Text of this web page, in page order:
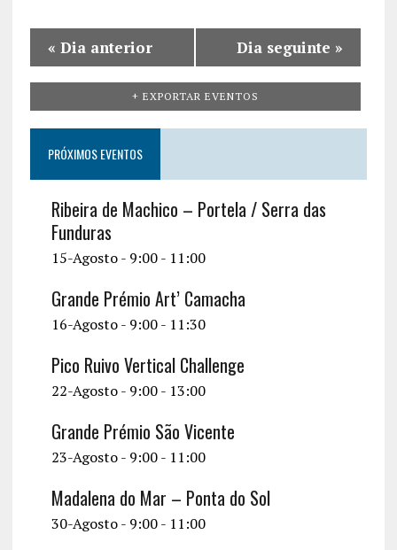
t
i
o
n
« Dia anterior Dia seguinte »
+ EXPORTAR EVENTOS
PRÓXIMOS EVENTOS
Ribeira de Machico – Portela / Serra das
Funduras
15-Agosto - 9:00- 11:00
Grande Prémio Art’ Camacha
16-Agosto - 9:00- 11:30
Pico Ruivo Vertical Challenge
22-Agosto - 9:00- 13:00
Grande Prémio São Vicente
23-Agosto - 9:00- 11:00
Madalena do Mar – Ponta do Sol
30-Agosto - 9:00- 11:00